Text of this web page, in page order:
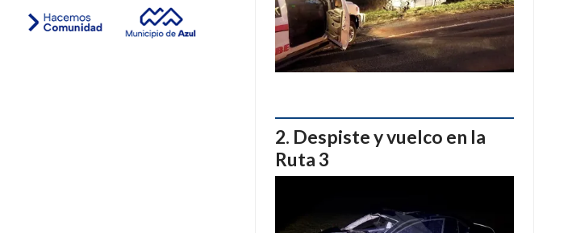
Despiste y vuelco en la
Ruta 3